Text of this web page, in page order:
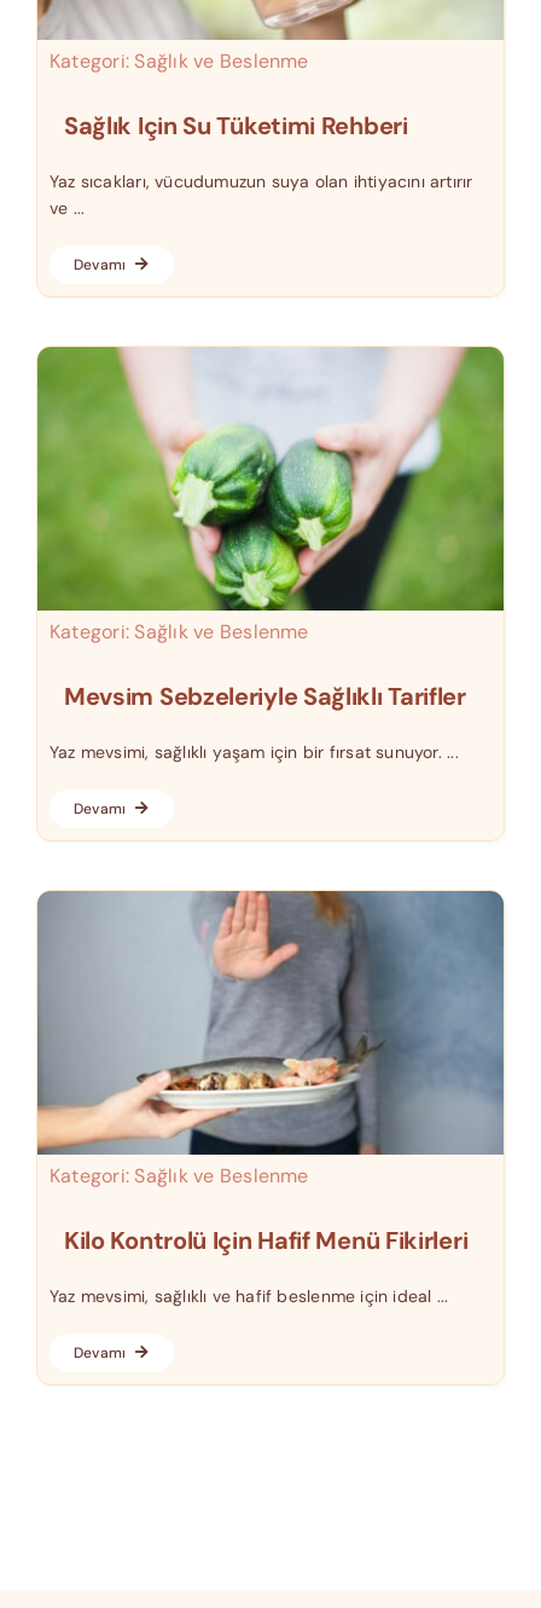
Kategori: Sağlık ve Beslenme
Sağlık Için Su Tüketimi Rehberi
Yaz sıcakları, vücudumuzun suya olan ihtiyacını artırır
ve ...
Devamı
Kategori: Sağlık ve Beslenme
Mevsim Sebzeleriyle Sağlıklı Tarifler
Yaz mevsimi, sağlıklı yaşam için bir fırsat sunuyor. ...
Devamı
Kategori: Sağlık ve Beslenme
Kilo Kontrolü Için Hafif Menü Fikirleri
Yaz mevsimi, sağlıklı ve hafif beslenme için ideal ...
Devamı